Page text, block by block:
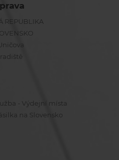
REPUBLIKA
- Výdejní místa
na Slovensko